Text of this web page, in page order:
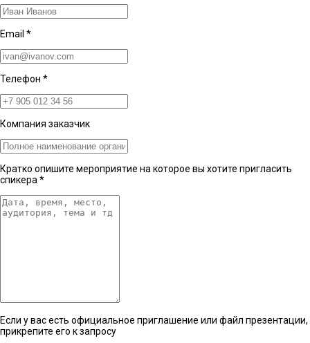
Email *
Телефон *
Компания заказчик
Кратко опишите мероприятие на которое вы хотите пригласить
спикера *
Если у вас есть официальное приглашение или файл презентации,
прикрепите его к запросу